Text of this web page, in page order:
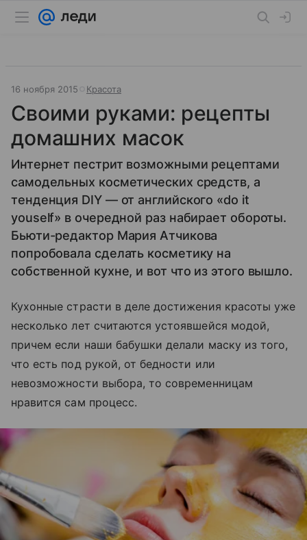
16 ноября 2015 Красота
Своими руками: рецепты
домашних масок
Интернет пестрит возможными рецептами
самодельных косметических средств, а
тенденция DIY — от английского «do it
youself» в очередной раз набирает обороты.
Бьюти-редактор Мария Атчикова
попробовала сделать косметику на
собственной кухне, и вот что из этого вышло.
Кухонные страсти в деле достижения красоты уже
несколько лет считаются устоявшейся модой,
причем если наши бабушки делали маску из того,
что есть под рукой, от бедности или
невозможности выбора, то современницам
нравится сам процесс.